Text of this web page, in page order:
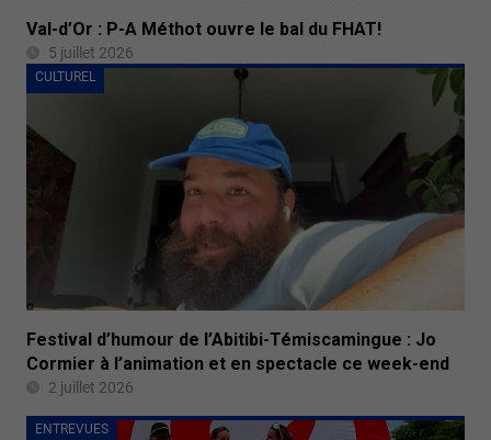
Val-d’Or : P-A Méthot ouvre le bal du FHAT!
5 juillet 2026
CULTUREL
Festival d’humour de l’Abitibi-Témiscamingue : Jo
Cormier à l’animation et en spectacle ce week-end
2 juillet 2026
ENTREVUES